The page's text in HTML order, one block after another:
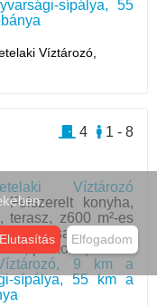
sípálya, 55
Víztározó,
Víztározó
|Felszerelt konyha,
terasz, z600 m²-es
filagória,
parkoló| 300 m
9 km a
sípálya, 55 km a
1 - 8
4
Elutasítás Elfogadom